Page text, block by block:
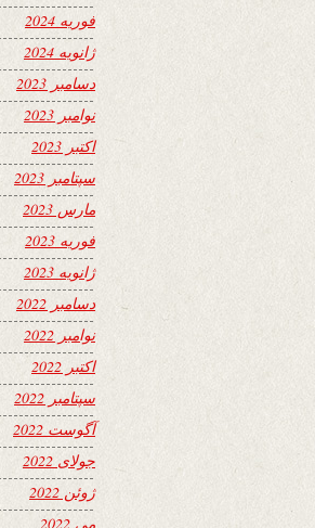
فوریه 2024
ژانویه 2024
دسامبر 2023
نوامبر 2023
اکتبر 2023
سپتامبر 2023
مارس 2023
فوریه 2023
ژانویه 2023
دسامبر 2022
نوامبر 2022
اکتبر 2022
سپتامبر 2022
آگوست 2022
جولای 2022
ژوئن 2022
می 2022